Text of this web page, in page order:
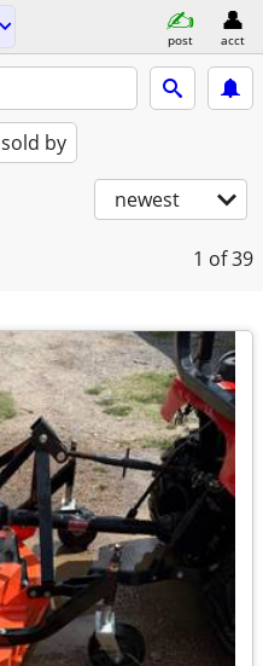
post acct
sold by
newest
1 of 39